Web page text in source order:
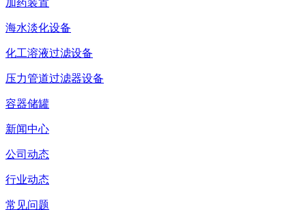
海水淡化设备
化工溶液过滤设备
压力管道过滤器设备
容器储罐
新闻中心
公司动态
行业动态
常见问题